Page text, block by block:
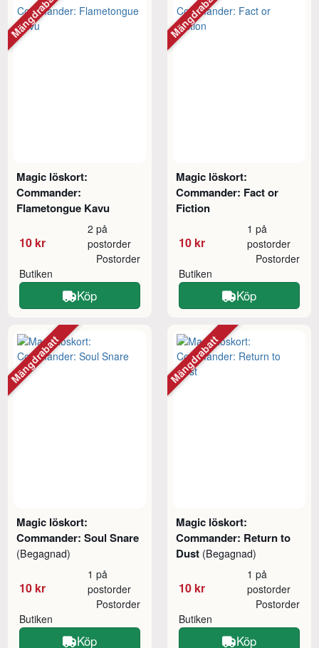
Magic löskort:
Commander:
Flametongue Kavu
10 kr
2 på
postorder
Butiken
Postorder
Köp
Mängdrabatt
Magic löskort:
Commander: Fact or
Fiction
10 kr
1 på
postorder
Butiken
Postorder
Köp
Mängdrabatt
Magic löskort:
Commander: Soul Snare
(Begagnad)
10 kr
1 på
postorder
Butiken
Postorder
Köp
Mängdrabatt
Magic löskort:
Commander: Return to
Dust (Begagnad)
10 kr
1 på
postorder
Butiken
Postorder
Köp
Mängdrabatt